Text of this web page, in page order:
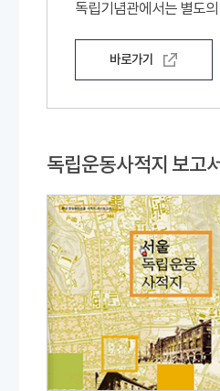
독립기념관에서는 별도
바로가기
독립운동사적지 보고서